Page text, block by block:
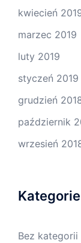
kwiecień
marzec 2019
luty 2019
styczeń 2019
grudzień
październik
wrzesień
Kategorie
Bez kategorii